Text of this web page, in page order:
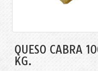
QUESO CABRA
KG.